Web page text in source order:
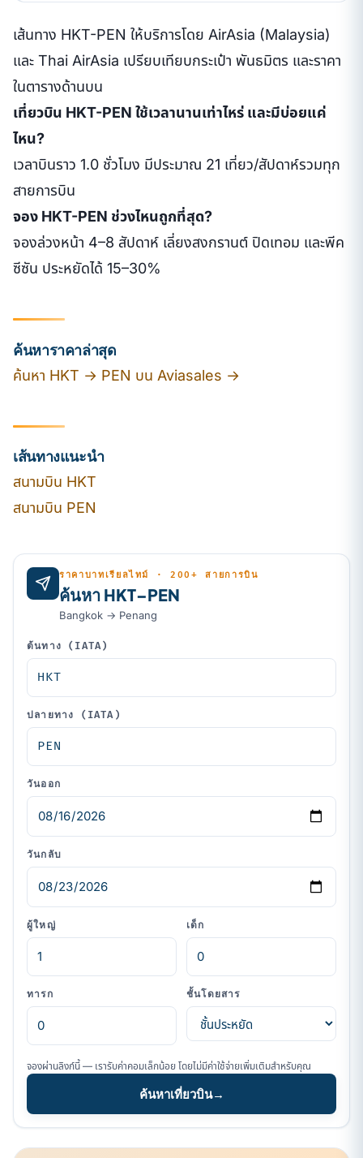
เส้นทาง HKT-PEN ให้บริการโดย AirAsia (Malaysia)
และ Thai AirAsia เปรียบเทียบกระเป๋า พันธมิตร และราคา
ในตารางด้านบน
เที่ยวบิน HKT-PEN ใช้เวลานานเท่าไหร่ และมีบ่อยแค่
ไหน?
เวลาบินราว 1.0 ชั่วโมง มีประมาณ 21 เที่ยว/สัปดาห์รวมทุก
สายการบิน
จอง HKT-PEN ช่วงไหนถูกที่สุด?
จองล่วงหน้า 4–8 สัปดาห์ เลี่ยงสงกรานต์ ปิดเทอม และพีค
ซีซัน ประหยัดได้ 15–30%
ค้นหาราคาล่าสุด
ค้นหา HKT → PEN บน Aviasales →
เส้นทางแนะนำ
สนามบิน HKT
สนามบิน PEN
ราคาบาทเรียลไทม์ · 200+ สายการบิน
ค้นหา HKT–PEN
Bangkok → Penang
ต้นทาง (IATA)
ปลายทาง (IATA)
วันออก
วันกลับ
ผู้ใหญ่ เด็ก
ทารก ชั้นโดยสาร
จองผ่านลิงก์นี้ — เรารับค่าคอมเล็กน้อย โดยไม่มีค่าใช้จ่ายเพิ่มเติมสำหรับคุณ
ค้นหาเที่ยวบิน→